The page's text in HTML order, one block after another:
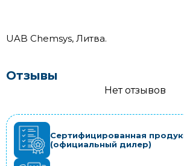
UAB Chemsys, Литва.
Отзывы
Нет отзывов
Сертифицированная
(официальный дилер)